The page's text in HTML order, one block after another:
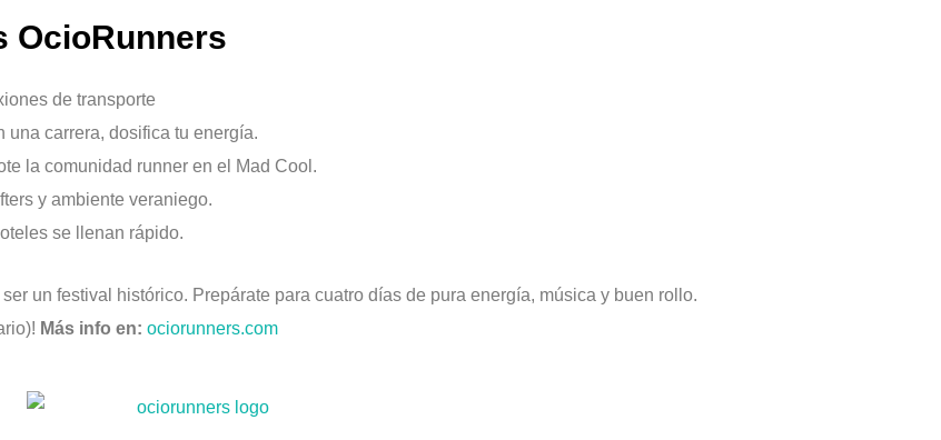
OcioRunners
de transporte
una carrera, dosifica tu energía.
la comunidad runner en el Mad Cool.
y ambiente veraniego.
se llenan rápido.
un festival histórico. Prepárate para cuatro días de pura energía, música y buen rollo.
Más info en: ociorunners.com